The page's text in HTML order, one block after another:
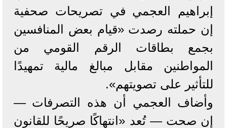
إبراهيم العجمي في تصريحات صحفية
إن حملته رصدت «قيام بعض المنافسين
بجمع بطاقات الرقم القومي من
المواطنين مقابل مبالغ مالية تمهيدًا
للتأثير على تصويتهم».
وأضاف العجمي أن هذه التصرفات —
إن صحت — تُعد «انتهاكًا صريحًا للقانون